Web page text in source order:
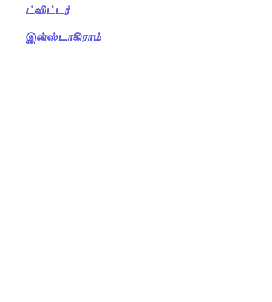
ட்விட்டர்
இன்ஸ்டாகிராம்